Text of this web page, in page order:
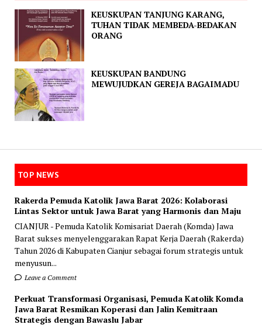
KEUSKUPAN TANJUNG KARANG,
TUHAN TIDAK MEMBEDA-BEDAKAN
ORANG
KEUSKUPAN BANDUNG
MEWUJUDKAN GEREJA BAGAIMADU
TOP NEWS
Rakerda Pemuda Katolik Jawa Barat 2026: Kolaborasi
Lintas Sektor untuk Jawa Barat yang Harmonis dan Maju
CIANJUR - Pemuda Katolik Komisariat Daerah (Komda) Jawa
Barat sukses menyelenggarakan Rapat Kerja Daerah (Rakerda)
Tahun 2026 di Kabupaten Cianjur sebagai forum strategis untuk
menyusun...
Leave a Comment
Perkuat Transformasi Organisasi, Pemuda Katolik Komda
Jawa Barat Resmikan Koperasi dan Jalin Kemitraan
Strategis dengan Bawaslu Jabar